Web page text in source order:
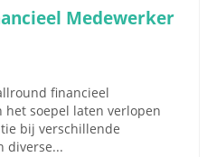
Medewerker
financieel
het soepel laten verlopen
bij verschillende
diverse...